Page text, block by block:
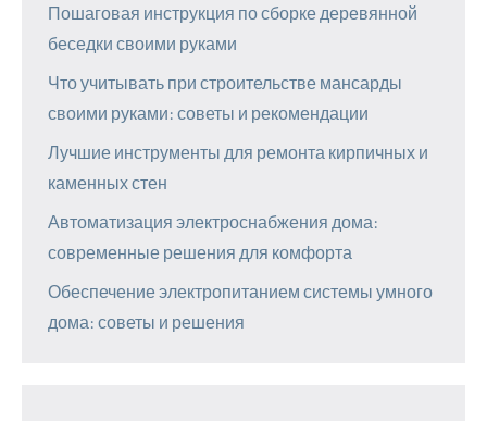
Пошаговая инструкция по сборке деревянной
беседки своими руками
Что учитывать при строительстве мансарды
своими руками: советы и рекомендации
Лучшие инструменты для ремонта кирпичных и
каменных стен
Автоматизация электроснабжения дома:
современные решения для комфорта
Обеспечение электропитанием системы умного
дома: советы и решения